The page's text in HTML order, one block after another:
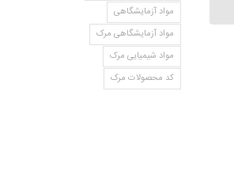
مواد آزمایشگاهی
مواد آزمایشگاهی مرک
مواد شیمیایی مرک
کد محصولات مرک